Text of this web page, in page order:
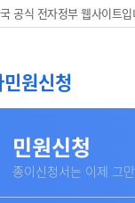
공식 전자정부 웹사이트
원신청
민원신청
종이신청서는 이제 그